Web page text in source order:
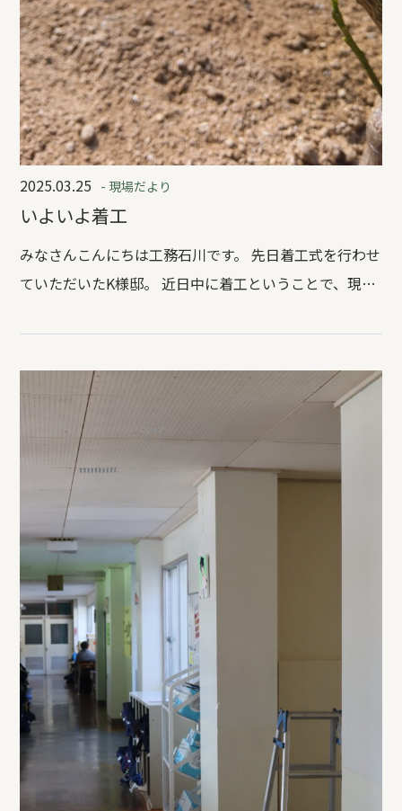
2025.03.25 - 現場だより
いよいよ着工
みなさんこんにちは工務石川です。 先日着工式を行わせ
ていただいたK様邸。 近日中に着工ということで、現地